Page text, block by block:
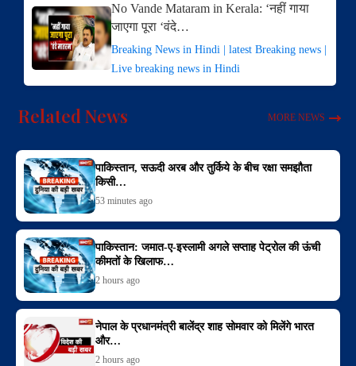
No Vande Mataram in Kerala: ‘नहीं गाया
जाएगा पूरा ‘वंदे…
Breaking News in Hindi | latest Breaking news |
Live breaking news in Hindi
Related News MORE NEWS
पाकिस्तान, सऊदी अरब और तुर्किये के बीच रक्षा समझौता
किसी…
53 minutes ago
पाकिस्तान: जमात-ए-इस्लामी अगले सप्ताह पेट्रोल की ऊंची
कीमतों के खिलाफ…
2 hours ago
नेपाल के प्रधानमंत्री बालेंद्र शाह सोमवार को मिलेंगे भारत
और…
2 hours ago